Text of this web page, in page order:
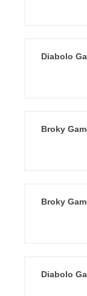
Diabolo
Broky
Broky
Diabolo